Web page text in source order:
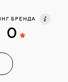
БРЕНДА
0